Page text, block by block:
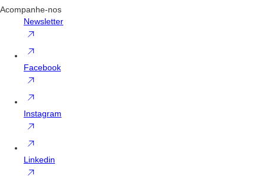
Acompanhe-nos
Newsletter
Facebook
Instagram
Linkedin